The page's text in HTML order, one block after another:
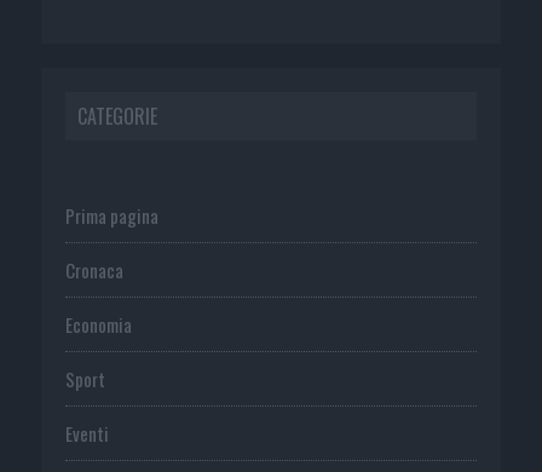
CATEGORIE
Prima pagina
Cronaca
Economia
Sport
Eventi